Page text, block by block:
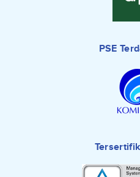
PSE